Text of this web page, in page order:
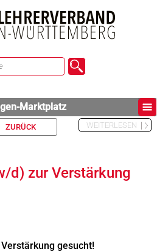
Marktplatz
ZURÜCK WEITERLESEN
d) zur Verstärkung
gesucht!